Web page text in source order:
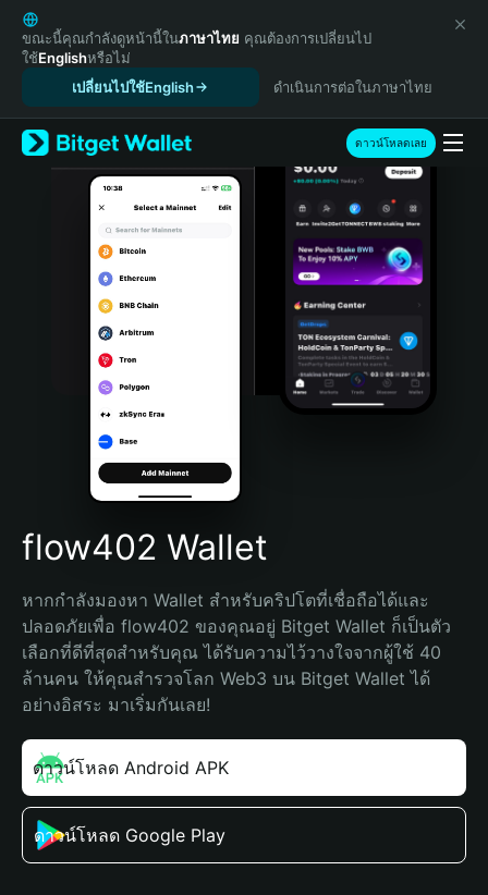
English
日本語
Tiếng Việt
Español (Latinoamérica)
Türkçe
Italiano
Português (Portugal)
Bahasa Indonesia
Português (Brasil)
Español (Argentina)
ขณะนี้คุณกำลังดูหน้านี้ในภาษาไทย คุณต้องการเปลี่ยนไป
ใช้Englishหรือไม่
เปลี่ยนไปใช้English
ดำเนินการต่อในภาษาไทย
ดาวน์โหลดเลย
flow402 Wallet
หากกำลังมองหา Wallet สำหรับคริปโตที่เชื่อถือได้และ
ปลอดภัยเพื่อ flow402 ของคุณอยู่ Bitget Wallet ก็เป็นตัว
เลือกที่ดีที่สุดสำหรับคุณ ได้รับความไว้วางใจจากผู้ใช้ 40
ล้านคน ให้คุณสำรวจโลก Web3 บน Bitget Wallet ได้
อย่างอิสระ มาเริ่มกันเลย!
ดาวน์โหลด Android APK
ดาวน์โหลด Google Play